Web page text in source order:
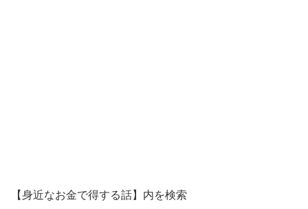
【身近なお金で得する話】内を検索